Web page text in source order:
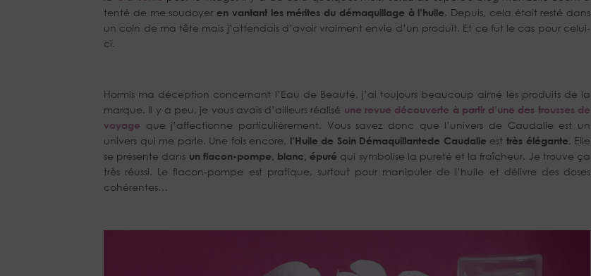
tenté de me soudoyer en vantant les mérites du démaquillage à l’huile. Depuis, cela était resté dans
un coin de ma tête mais j’attendais d’avoir vraiment envie d’un produit. Et ce fut le cas pour celui-
ci.
Hormis ma déception concernant l’Eau de Beauté, j’ai toujours beaucoup aimé les produits de la
marque. Il y a peu, je vous avais d’ailleurs réalisé une revue découverte à partir d’une des trousses de
voyage que j’affectionne particulièrement. Vous savez donc que l’univers de Caudalie est un
univers qui me parle. Une fois encore, l’Huile de Soin Démaquillantede Caudalie est très élégante. Elle
se présente dans un flacon-pompe, blanc, épuré qui symbolise la pureté et la fraîcheur. Je trouve ça
très réussi. Le flacon-pompe est pratique, surtout pour manipuler de l’huile et délivre des doses
cohérentes…